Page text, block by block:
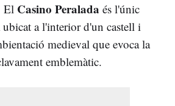
El Casino Peralada és l'únic
ubicat a l'interior d'un castell i
medieval que evoca la
emblemàtic.